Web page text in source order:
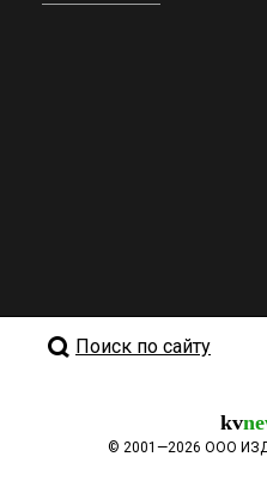
Поиск по сайту
kv
© 2001—2026 ООО